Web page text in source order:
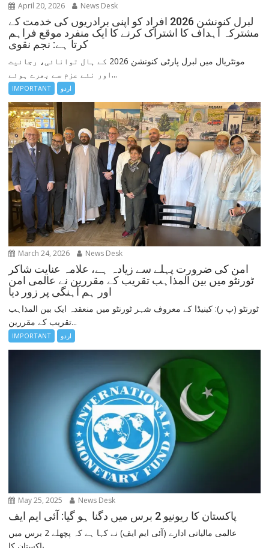
April 20, 2026 News Desk
لبرل کنونشن 2026 افراد کو اپنی برادریوں کی خدمت کے
مشترکہ اہداف کا اشتراک کرنے کا ایک منفرد موقع فراہم
کرتا ہے: نجم نقوی
مونٹریال میں لبرل پارٹی کنونشن 2026 کے ہال توانائی، رجائیت
اور نئے عزم سے بھرے ہوئے...
IMPORTANT اردو
March 24, 2026 News Desk
امن کی ضرورت پہلے سے زیادہ ہے، علامہ عنایت شاکر
ٹورنٹو میں بین المذاہب تقریب کے مقررین نے عالمی امن
اور ہم آہنگی پر زور دیا
ٹورنٹو (پ ر): کینیڈا کے معروف شہر ٹورنٹو میں منعقدہ ایک بین المذاہب
تقریب کے مقررین...
IMPORTANT اردو
May 25, 2025 News Desk
پاکستان کا ریونیو 2 برس میں دگنا ہو گیا: آئی ایم ایف
عالمی مالیاتی ادارے (آئی ایم ایف) نے کہا ہے کہ پچھلے 2 برس میں